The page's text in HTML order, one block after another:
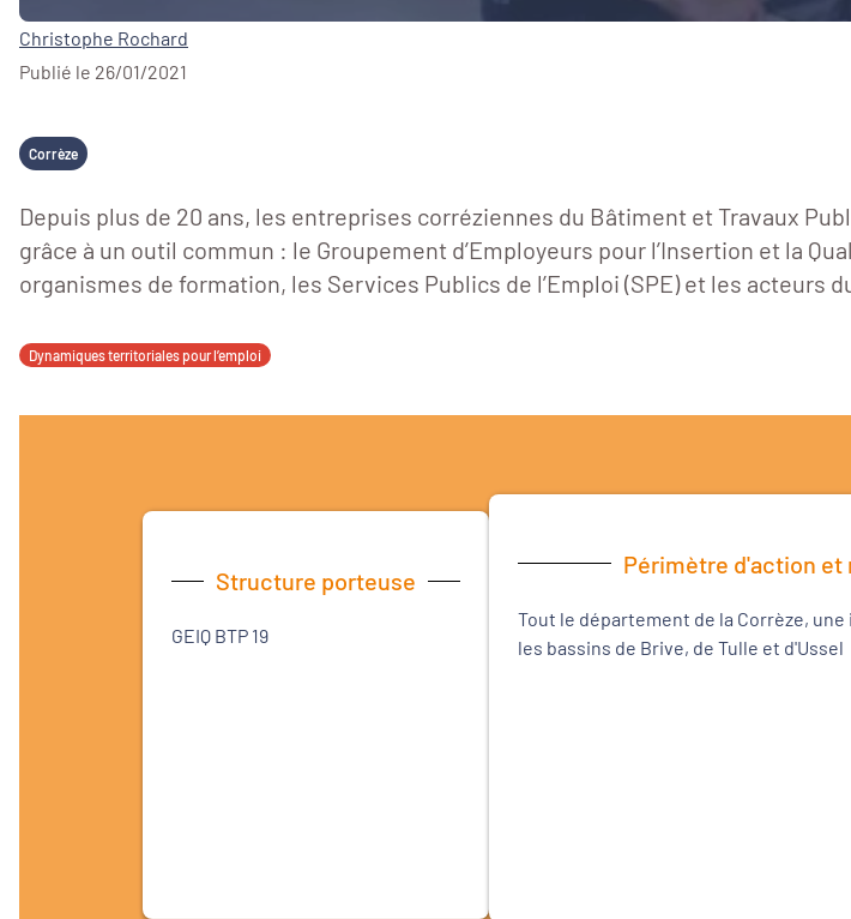
Christophe Rochard
Publié le 26/01/2021
Corrèze
Depuis plus de 20 ans, les entreprises corréziennes du Bâtiment et Travaux
grâce à un outil commun : le Groupement d’Employeurs pour l’Insertion et la
organismes de formation, les Services Publics de l’Emploi (SPE) et les
Dynamiques territoriales pour l’emploi
Structure porteuse
GEIQ BTP 19
Périmètre d'action et
Tout le département de la Corrèze,
les bassins de Brive, de Tulle et d'Ussel